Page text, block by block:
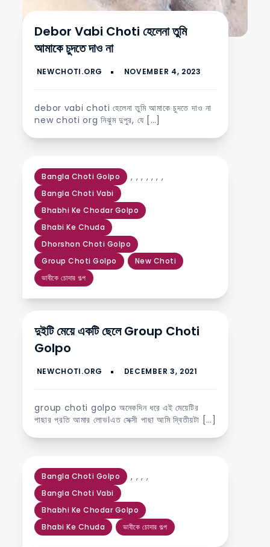
Debor Vabi Choti হেলেনা তুমি
আমাকে চুদতে দাও না
debor vabi choti হেলেনা তুমি আমাকে চুদতে দাও না
new choti org নিঝুম দুপুর, যে […]
Bangla Choti Golpo ,
Bangla Choti Vabi
,
Bhabhi Ke Chodar Golpo
,
Bhabi Ke Chuda
,
Dhorshon Choti Golpo
,
Group Choti Golpo
,
New Choti
,
ভাবীকে চোদার গল্প
দুইটি মেয়ে একটি ছেলে Group Choti
Golpo
group choti golpo অনেকদিন ধরে এই মেয়েটির
পাছার প্রতি আমার লোভ।এত সেক্সী পাছা আমি দ্বিতীয়টা […]
Bangla Choti Golpo ,
Bangla Choti Vabi
,
Bhabhi Ke Chodar Golpo
,
Bhabi Ke Chuda
,
ভাবীকে চোদার গল্প